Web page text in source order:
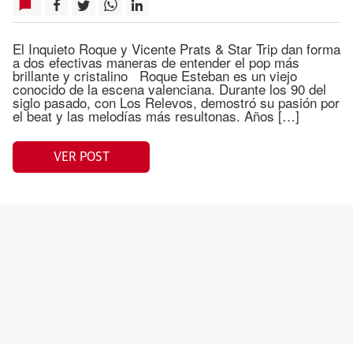
El Inquieto Roque y Vicente Prats & Star Trip dan forma
a dos efectivas maneras de entender el pop más
brillante y cristalino Roque Esteban es un viejo
conocido de la escena valenciana. Durante los 90 del
siglo pasado, con Los Relevos, demostró su pasión por
el beat y las melodías más resultonas. Años […]
VER POST